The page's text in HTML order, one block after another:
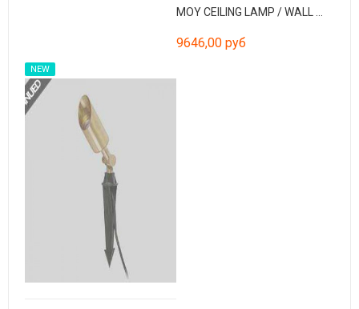
9646,00 руб
NEW